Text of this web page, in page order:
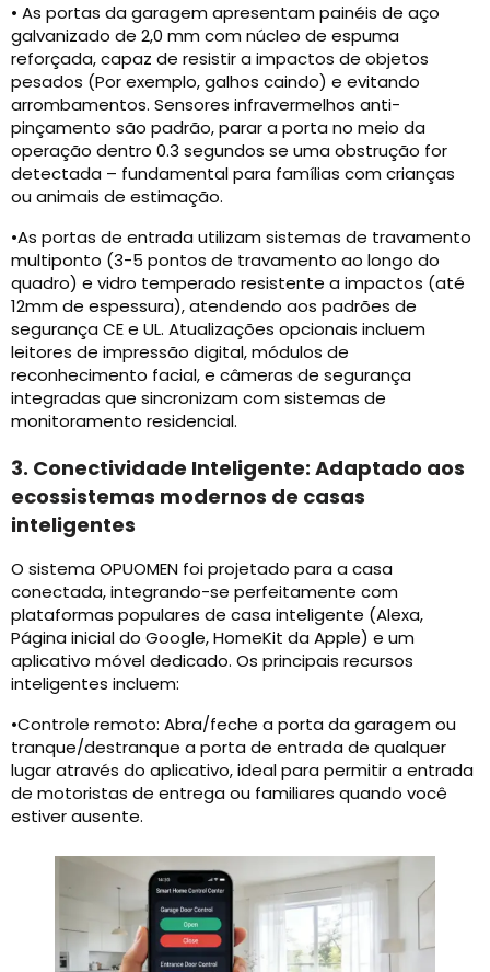
• As portas da garagem apresentam painéis de aço
galvanizado de 2,0 mm com núcleo de espuma
reforçada, capaz de resistir a impactos de objetos
pesados (Por exemplo, galhos caindo) e evitando
arrombamentos. Sensores infravermelhos anti-
pinçamento são padrão, parar a porta no meio da
operação dentro 0.3 segundos se uma obstrução for
detectada – fundamental para famílias com crianças
ou animais de estimação.
•As portas de entrada utilizam sistemas de travamento
multiponto (3-5 pontos de travamento ao longo do
quadro) e vidro temperado resistente a impactos (até
12mm de espessura), atendendo aos padrões de
segurança CE e UL. Atualizações opcionais incluem
leitores de impressão digital, módulos de
reconhecimento facial, e câmeras de segurança
integradas que sincronizam com sistemas de
monitoramento residencial.
3. Conectividade Inteligente: Adaptado aos
ecossistemas modernos de casas
inteligentes
O sistema OPUOMEN foi projetado para a casa
conectada, integrando-se perfeitamente com
plataformas populares de casa inteligente (Alexa,
Página inicial do Google, HomeKit da Apple) e um
aplicativo móvel dedicado. Os principais recursos
inteligentes incluem:
•Controle remoto: Abra/feche a porta da garagem ou
tranque/destranque a porta de entrada de qualquer
lugar através do aplicativo, ideal para permitir a entrada
de motoristas de entrega ou familiares quando você
estiver ausente.